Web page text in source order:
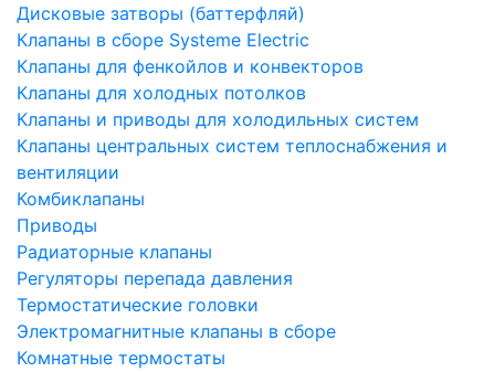
Дисковые затворы (баттерфляй)
Клапаны в сборе Systeme Electric
Клапаны для фенкойлов и конвекторов
Клапаны для холодных потолков
Клапаны и приводы для холодильных систем
Клапаны центральных систем теплоснабжения и
вентиляции
Комбиклапаны
Приводы
Радиаторные клапаны
Регуляторы перепада давления
Термостатические головки
Электромагнитные клапаны в сборе
Комнатные термостаты